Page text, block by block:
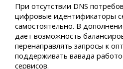
При отсутствии DNS
цифровые идентификаторы
самостоятельно. В
дает возможность
перенаправлять запросы к
поддерживать вавада
сервисов.